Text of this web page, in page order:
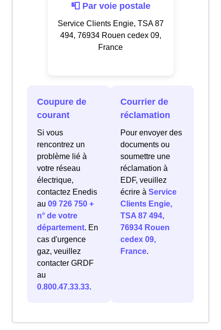
📮 Par voie postale
Service Clients Engie, TSA 87
494, 76934 Rouen cedex 09,
France
Coupure de
courant
Si vous
rencontrez un
problème lié à
votre réseau
électrique,
contactez Enedis
au 09 726 750 +
n° de votre
département. En
cas d'urgence
gaz, veuillez
contacter GRDF
au
0.800.47.33.33.
Courrier de
réclamation
Pour envoyer des
documents ou
soumettre une
réclamation à
EDF, veuillez
écrire à Service
Clients Engie,
TSA 87 494,
76934 Rouen
cedex 09,
France.